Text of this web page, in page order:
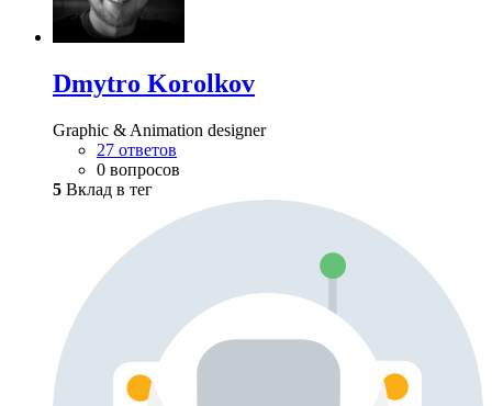
Dmytro Korolkov
Graphic & Animation designer
27 ответов
0 вопросов
5 Вклад в тег